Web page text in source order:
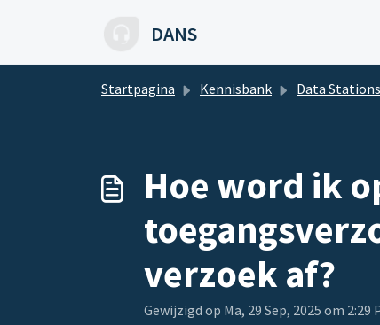
DANS
Startpagina Kennisbank Data Stations
Hoe word ik
verzoek af?
Gewijzigd op Ma, 29 Sep, 2025 om 2:29